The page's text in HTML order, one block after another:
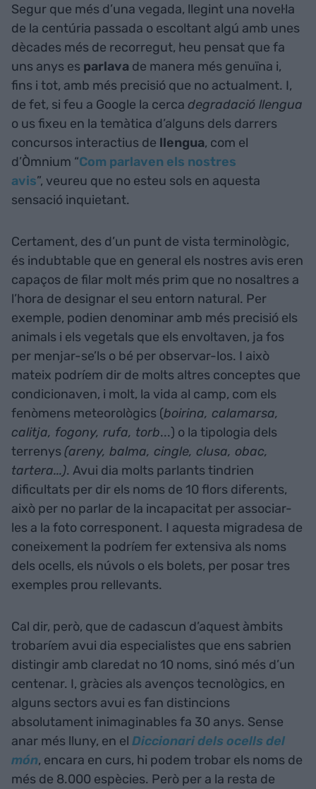
Segur que més d’una vegada, llegint una novel·la
de la centúria passada o escoltant algú amb unes
dècades més de recorregut, heu pensat que fa
uns anys es parlava de manera més genuïna i,
fins i tot, amb més precisió que no actualment. I,
de fet, si feu a Google la cerca degradació llengua
o us fixeu en la temàtica d’alguns dels darrers
concursos interactius de llengua, com el
d’Òmnium “Com parlaven els nostres
avis”, veureu que no esteu sols en aquesta
sensació inquietant.
Certament, des d’un punt de vista terminològic,
és indubtable que en general els nostres avis eren
capaços de filar molt més prim que no nosaltres a
l’hora de designar el seu entorn natural. Per
exemple, podien denominar amb més precisió els
animals i els vegetals que els envoltaven, ja fos
per menjar-se’ls o bé per observar-los. I això
mateix podríem dir de molts altres conceptes que
condicionaven, i molt, la vida al camp, com els
fenòmens meteorològics (boirina, calamarsa,
calitja, fogony, rufa, torb...) o la tipologia dels
terrenys(areny, balma, cingle, clusa, obac,
tartera...). Avui dia molts parlants tindrien
dificultats per dir els noms de 10 flors diferents,
això per no parlar de la incapacitat per associar-
les a la foto corresponent. I aquesta migradesa de
coneixement la podríem fer extensiva als noms
dels ocells, els núvols o els bolets, per posar tres
exemples prou rellevants.
Cal dir, però, que de cadascun d’aquest àmbits
trobaríem avui dia especialistes que ens sabrien
distingir amb claredat no 10 noms, sinó més d’un
centenar. I, gràcies als avenços tecnològics, en
alguns sectors avui es fan distincions
absolutament inimaginables fa 30 anys. Sense
anar més lluny, en el Diccionari dels ocells del
món, encara en curs, hi podem trobar els noms de
més de 8.000 espècies. Però per a la resta de